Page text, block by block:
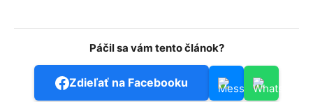
Páčil sa vám tento článok?
Zdieľať na Facebooku